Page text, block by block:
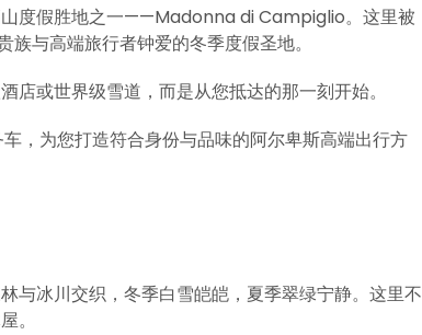
山度假胜地之一——Madonna di Campiglio。这里被
与高端旅行者钟爱的冬季度假圣地。
或世界级雪道，而是从您抵达的那一刻开始。
，为您打造符合身份与品味的阿尔卑斯高端出行方
与冰川交织，冬季白雪皑皑，夏季翠绿宁静。这里不
。